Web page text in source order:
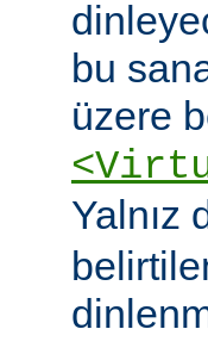
bu
üzere
Yalnız